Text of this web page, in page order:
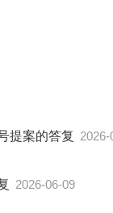
提案的答复 2026-
2026-06-09